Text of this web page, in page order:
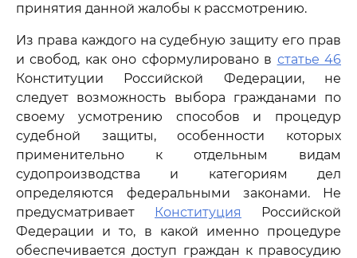
принятия данной жалобы к рассмотрению.
Из права каждого на судебную защиту его прав
и свобод, как оно сформулировано в статье 46
Конституции Российской Федерации, не
следует возможность выбора гражданами по
своему усмотрению способов и процедур
судебной защиты, особенности которых
применительно к отдельным видам
судопроизводства и категориям дел
определяются федеральными законами. Не
предусматривает
Конституция
Российской
Федерации и то, в какой именно процедуре
обеспечивается доступ граждан к правосудию